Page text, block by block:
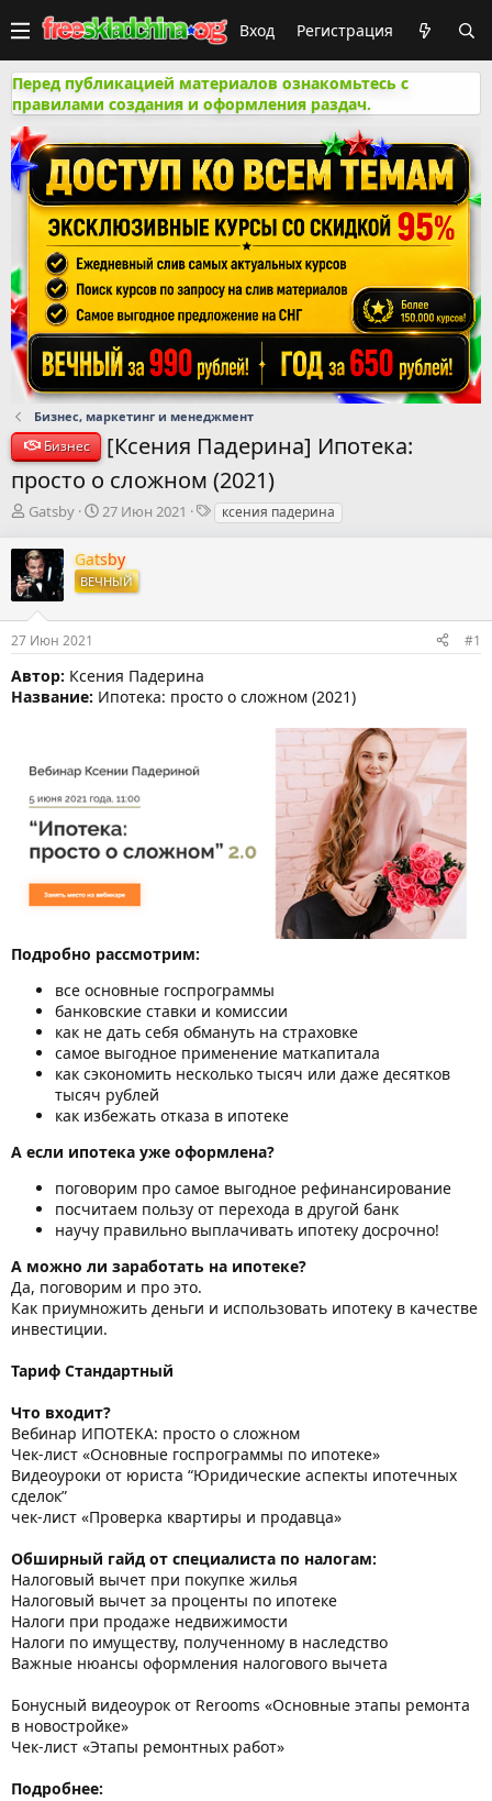
Вход Регистрация
Перед публикацией материалов ознакомьтесь с
правилами создания и оформления раздач.
Бизнес, маркетинг и менеджмент
Бизнес
[Ксения Падерина] Ипотека:
просто о сложном (2021)
А
т
о
р
м
ы
Gatsby
Д
т
а
н
а
л
а
27 Июн 2021
Тксения падерина
Gatsby
ВЕЧНЫЙ
27 Июн 2021 #1
Автор: Ксения Падерина
Название: Ипотека: просто о сложном (2021)
Подробно рассмотрим:
все основные госпрограммы
банковские ставки и комиссии
как не дать себя обмануть на страховке
самое выгодное применение маткапитала
как сэкономить несколько тысяч или даже десятков
тысяч рублей
как избежать отказа в ипотеке
А если ипотека уже оформлена?
поговорим про самое выгодное рефинансирование
посчитаем пользу от перехода в другой банк
научу правильно выплачивать ипотеку досрочно!
А можно ли заработать на ипотеке?
Да, поговорим и про это.
Как приумножить деньги и использовать ипотеку в качестве
инвестиции.
Тариф Стандартный
Что входит?
Вебинар ИПОТЕКА: просто о сложном
Чек-лист «Основные госпрограммы по ипотеке»
Видеоуроки от юриста “Юридические аспекты ипотечных
сделок”
чек-лист «Проверка квартиры и продавца»
Обширный гайд от специалиста по налогам:
Налоговый вычет при покупке жилья
Налоговый вычет за проценты по ипотеке
Налоги при продаже недвижимости
Налоги по имуществу, полученному в наследство
Важные нюансы оформления налогового вычета
Бонусный видеоурок от Rerooms «Основные этапы ремонта
в новостройке»
Чек-лист «Этапы ремонтных работ»
Подробнее: